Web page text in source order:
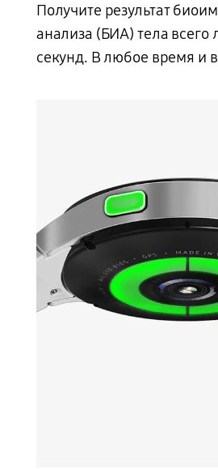
Получите результат
анализа (БИА) тела всего
секунд. В любое время и